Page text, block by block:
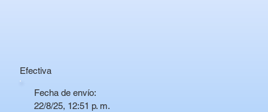
Efectiva
Fecha de envío:
22/8/25, 12:51 p. m.